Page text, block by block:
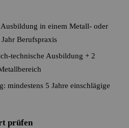
Ausbildung in einem Metall- oder
Berufspraxis
technische Ausbildung + 2
mindestens 5 Jahre einschlägige
prüfen